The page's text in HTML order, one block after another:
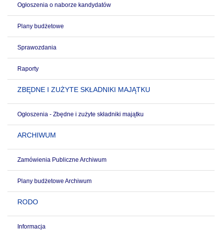
Ogłoszenia o naborze kandydatów
Plany budżetowe
Sprawozdania
Raporty
ZBĘDNE I ZUŻYTE SKŁADNIKI MAJĄTKU
Ogłoszenia - Zbędne i zużyte składniki majątku
ARCHIWUM
Zamówienia Publiczne Archiwum
Plany budżetowe Archiwum
RODO
Informacja